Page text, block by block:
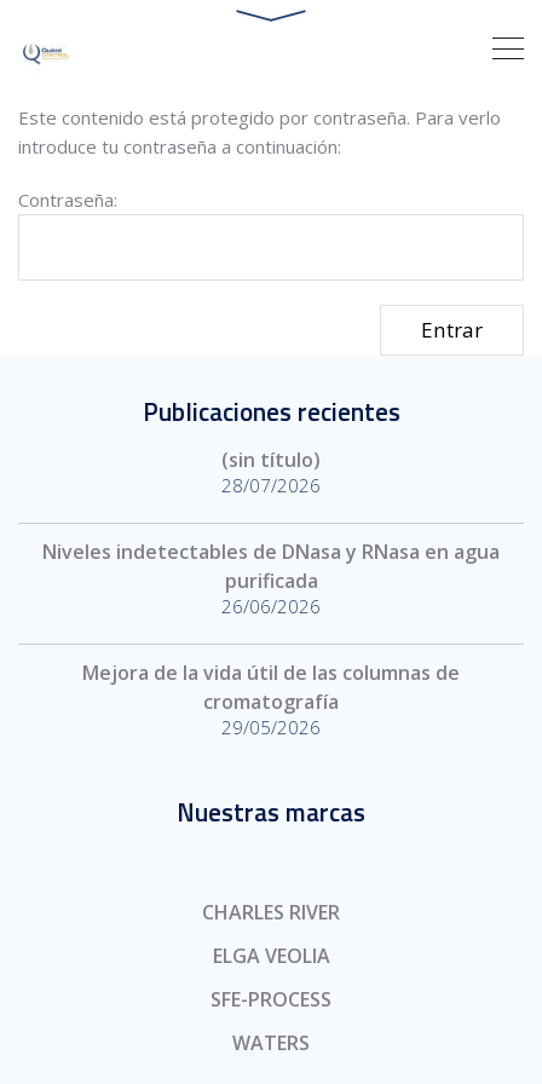
Este contenido está protegido por contraseña. Para verlo
introduce tu contraseña a continuación:
Contraseña:
Publicaciones recientes
(sin título)
28/07/2026
Niveles indetectables de DNasa y RNasa en agua
purificada
26/06/2026
Mejora de la vida útil de las columnas de
cromatografía
29/05/2026
Nuestras marcas
CHARLES RIVER
ELGA VEOLIA
SFE-PROCESS
WATERS